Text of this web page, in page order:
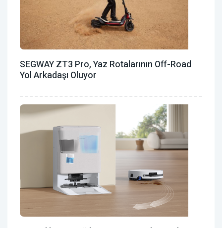
SEGWAY ZT3 Pro, Yaz Rotalarının Off-Road
Yol Arkadaşı Oluyor